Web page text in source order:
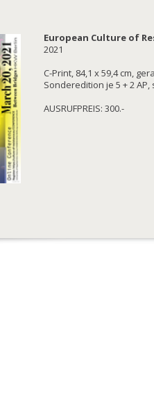
European Culture of
2021
C-Print, 84,1 x 59,4 cm,
Sonderedition je 5 + 2 AP,
AUSRUFPREIS: 300.-